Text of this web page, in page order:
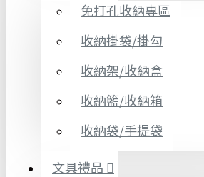
免打孔收納專區
收納掛袋/掛勾
收納架/收納盒
收納籃/收納箱
收納袋/手提袋
文具禮品